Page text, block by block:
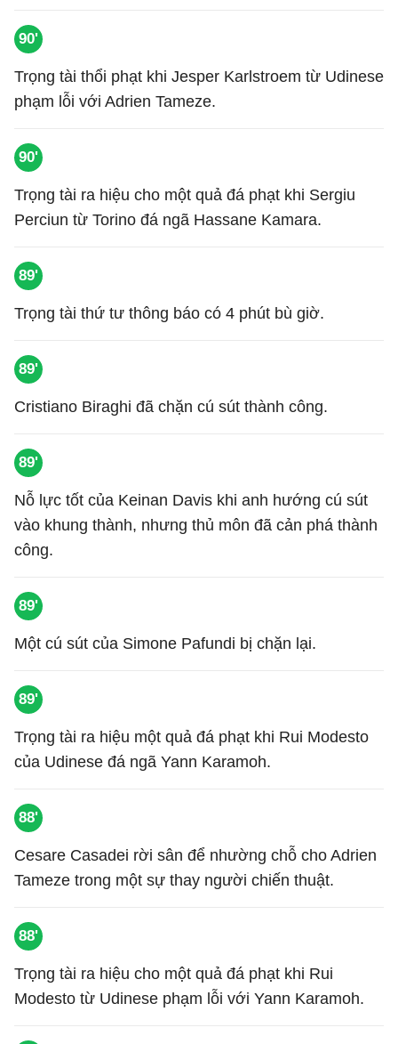
90'
Trọng tài thổi phạt khi Jesper Karlstroem từ Udinese
phạm lỗi với Adrien Tameze.
90'
Trọng tài ra hiệu cho một quả đá phạt khi Sergiu
Perciun từ Torino đá ngã Hassane Kamara.
89'
Trọng tài thứ tư thông báo có 4 phút bù giờ.
89'
Cristiano Biraghi đã chặn cú sút thành công.
89'
Nỗ lực tốt của Keinan Davis khi anh hướng cú sút
vào khung thành, nhưng thủ môn đã cản phá thành
công.
89'
Một cú sút của Simone Pafundi bị chặn lại.
89'
Trọng tài ra hiệu một quả đá phạt khi Rui Modesto
của Udinese đá ngã Yann Karamoh.
88'
Cesare Casadei rời sân để nhường chỗ cho Adrien
Tameze trong một sự thay người chiến thuật.
88'
Trọng tài ra hiệu cho một quả đá phạt khi Rui
Modesto từ Udinese phạm lỗi với Yann Karamoh.